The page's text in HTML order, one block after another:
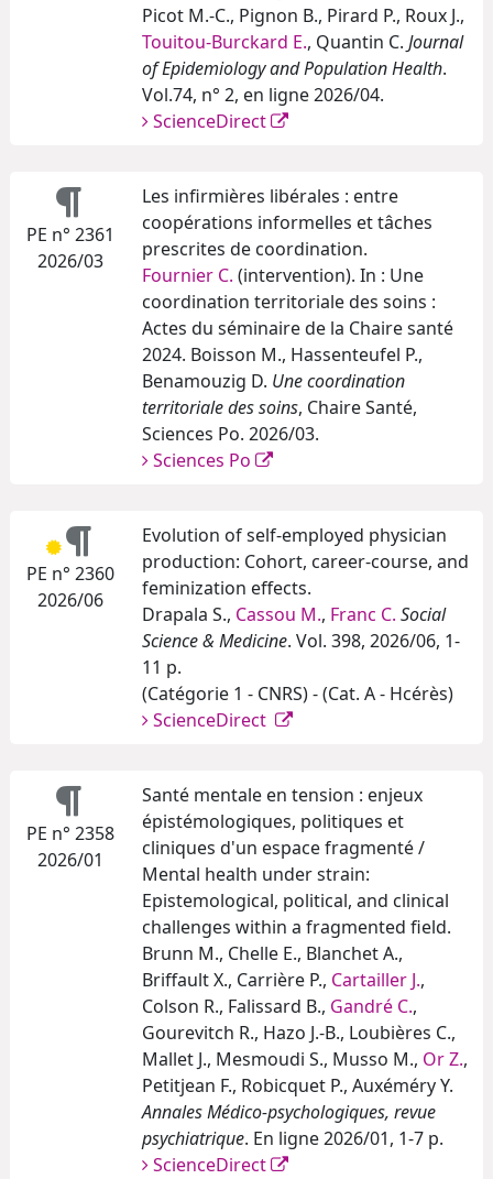
Picot M.-C., Pignon B., Pirard P., Roux J.,
Touitou-Burckard E., Quantin C. Journal
of Epidemiology and Population Health.
Vol.74, n° 2, en ligne 2026/04.
ScienceDirect
PE n° 2361
2026/03
Les infirmières libérales : entre
coopérations informelles et tâches
prescrites de coordination.
Fournier C. (intervention). In : Une
coordination territoriale des soins :
Actes du séminaire de la Chaire santé
2024. Boisson M., Hassenteufel P.,
Benamouzig D. Une coordination
territoriale des soins, Chaire Santé,
Sciences Po. 2026/03.
Sciences Po
PE n° 2360
2026/06
Evolution of self-employed physician
production: Cohort, career-course, and
feminization effects.
Drapala S., Cassou M., Franc C. Social
Science & Medicine. Vol. 398, 2026/06, 1-
11 p.
(Catégorie 1 - CNRS) - (Cat. A - Hcérès)
ScienceDirect
PE n° 2358
2026/01
Santé mentale en tension : enjeux
épistémologiques, politiques et
cliniques d'un espace fragmenté /
Mental health under strain:
Epistemological, political, and clinical
challenges within a fragmented field.
Brunn M., Chelle E., Blanchet A.,
Briffault X., Carrière P., Cartailler J.,
Colson R., Falissard B., Gandré C.,
Gourevitch R., Hazo J.-B., Loubières C.,
Mallet J., Mesmoudi S., Musso M., Or Z.,
Petitjean F., Robicquet P., Auxéméry Y.
Annales Médico-psychologiques, revue
psychiatrique. En ligne 2026/01, 1-7 p.
ScienceDirect